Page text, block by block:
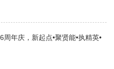
年庆，新起点•聚贤能•执精英•